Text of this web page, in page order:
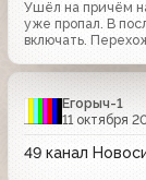
Ушёл на причём
уже пропал. В
включать.
Егорыч-1
11 октября
49 канал